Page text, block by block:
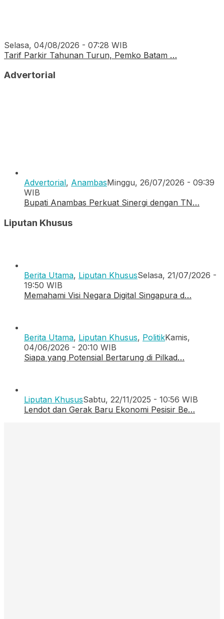
Selasa, 04/08/2026 - 07:28 WIB
Tarif Parkir Tahunan Turun, Pemko Batam …
Advertorial
Advertorial, AnambasMinggu, 26/07/2026 - 09:39
WIB
Bupati Anambas Perkuat Sinergi dengan TN…
Liputan Khusus
Berita Utama, Liputan KhususSelasa, 21/07/2026 -
19:50 WIB
Memahami Visi Negara Digital Singapura d…
Berita Utama, Liputan Khusus, PolitikKamis,
04/06/2026 - 20:10 WIB
Siapa yang Potensial Bertarung di Pilkad…
Liputan KhususSabtu, 22/11/2025 - 10:56 WIB
Lendot dan Gerak Baru Ekonomi Pesisir Be…